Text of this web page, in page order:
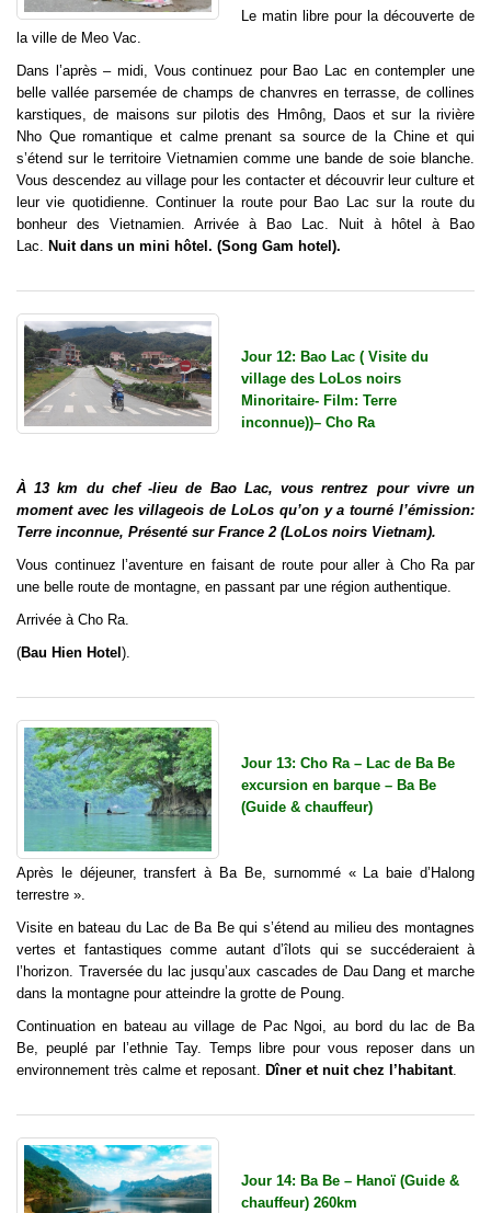
Le matin libre pour la découverte de
la ville de Meo Vac.
Dans l’après – midi, Vous continuez pour Bao Lac en contempler une
belle vallée parsemée de champs de chanvres en terrasse, de collines
karstiques, de maisons sur pilotis des Hmông, Daos et sur la rivière
Nho Que romantique et calme prenant sa source de la Chine et qui
s’étend sur le territoire Vietnamien comme une bande de soie blanche.
Vous descendez au village pour les contacter et découvrir leur culture et
leur vie quotidienne. Continuer la route pour Bao Lac sur la route du
bonheur des Vietnamien. Arrivée à Bao Lac. Nuit à hôtel à Bao
Lac. Nuit dans un mini hôtel. (Song Gam hotel).
Jour 12: Bao Lac ( Visite du
village des LoLos noirs
Minoritaire- Film: Terre
inconnue))– Cho Ra
À 13 km du chef -lieu de Bao Lac, vous rentrez pour vivre un
moment avec les villageois de LoLos qu’on y a tourné l’émission:
Terre inconnue, Présenté sur France 2 (LoLos noirs Vietnam).
Vous continuez l’aventure en faisant de route pour aller à Cho Ra par
une belle route de montagne, en passant par une région authentique.
Arrivée à Cho Ra.
(Bau Hien Hotel).
Jour 13: Cho Ra – Lac de Ba Be
excursion en barque – Ba Be
(Guide & chauffeur)
Après le déjeuner, transfert à Ba Be, surnommé « La baie d’Halong
terrestre ».
Visite en bateau du Lac de Ba Be qui s’étend au milieu des montagnes
vertes et fantastiques comme autant d’îlots qui se succéderaient à
l’horizon. Traversée du lac jusqu’aux cascades de Dau Dang et marche
dans la montagne pour atteindre la grotte de Poung.
Continuation en bateau au village de Pac Ngoi, au bord du lac de Ba
Be, peuplé par l’ethnie Tay. Temps libre pour vous reposer dans un
environnement très calme et reposant. Dîner et nuit chez l’habitant.
Jour 14: Ba Be – Hanoï (Guide &
chauffeur) 260km